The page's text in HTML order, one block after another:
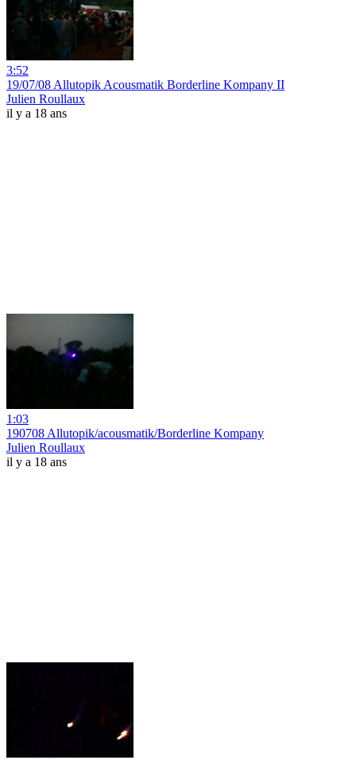
3:52
19/07/08 Allutopik Acousmatik Borderline Kompany II
Julien Roullaux
il y a 18 ans
1:03
190708 Allutopik/acousmatik/Borderline Kompany
Julien Roullaux
il y a 18 ans